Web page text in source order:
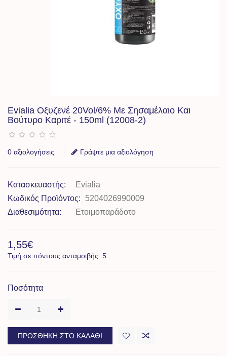
Evialia Οξυζενέ 20Vol/6% Με Σησαμέλαιο Και
Βούτυρο Καριτέ - 150ml (12008-2)
0 αξιολογήσεις Γράψτε μια αξιολόγηση
Κατασκευαστής:
Evialia
Κωδικός Προϊόντος:
5204026990009
Διαθεσιμότητα:
Ετοιμοπαράδοτο
1,55€
Τιμή σε πόντους ανταμοιβής: 5
Ποσότητα
ΠΡΟΣΘΉΚΗ ΣΤΟ ΚΑΛΆΘΙ